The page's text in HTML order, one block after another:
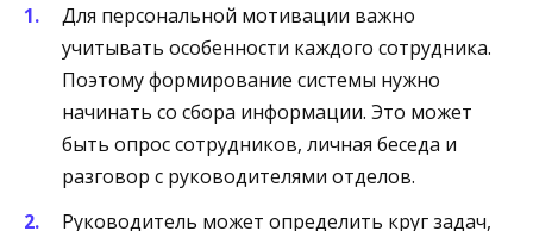
Для персональной мотивации важно
учитывать особенности каждого сотрудника.
Поэтому формирование системы нужно
начинать со сбора информации. Это может
быть опрос сотрудников, личная беседа и
разговор с руководителями отделов.
Руководитель может определить круг задач,